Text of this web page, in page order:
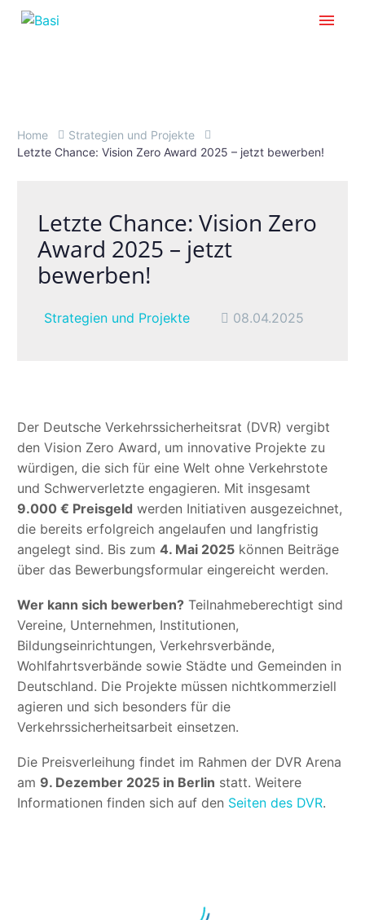
Home
Strategien und Projekte
Letzte Chance: Vision Zero Award 2025 – jetzt bewerben!
Letzte Chance: Vision Zero
Award 2025 – jetzt
bewerben!
Strategien und Projekte 08.04.2025
Der Deutsche Verkehrssicherheitsrat (DVR) vergibt
den Vision Zero Award, um innovative Projekte zu
würdigen, die sich für eine Welt ohne Verkehrstote
und Schwerverletzte engagieren. Mit insgesamt
9.000 € Preisgeld werden Initiativen ausgezeichnet,
die bereits erfolgreich angelaufen und langfristig
angelegt sind. Bis zum 4. Mai 2025 können Beiträge
über das Bewerbungsformular eingereicht werden.
Wer kann sich bewerben? Teilnahmeberechtigt sind
Vereine, Unternehmen, Institutionen,
Bildungseinrichtungen, Verkehrsverbände,
Wohlfahrtsverbände sowie Städte und Gemeinden in
Deutschland. Die Projekte müssen nichtkommerziell
agieren und sich besonders für die
Verkehrssicherheitsarbeit einsetzen.
Die Preisverleihung findet im Rahmen der DVR Arena
am 9. Dezember 2025 in Berlin statt. Weitere
Informationen finden sich auf den Seiten des DVR.